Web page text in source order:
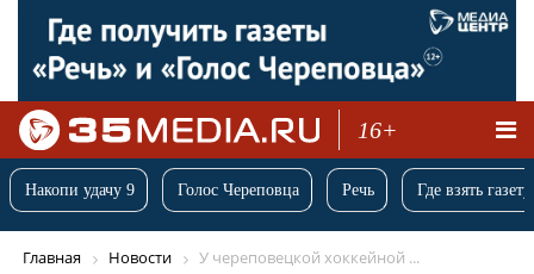
16+
Накопи удачу 9 Голос Череповца Речь Где взять
Главная Новости У череповецкой хоккейной ...